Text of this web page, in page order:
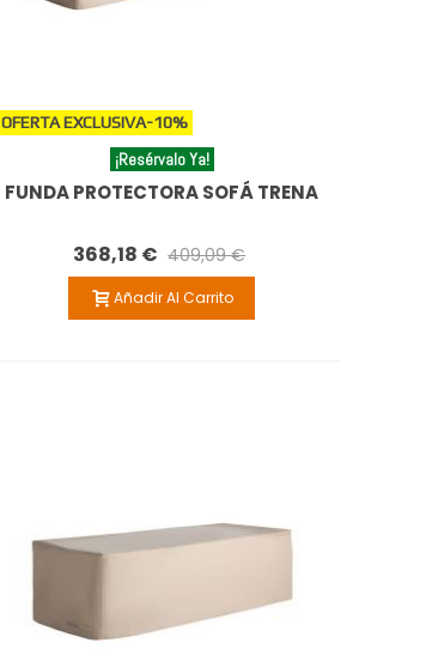
OFERTA EXCLUSIVA-10%
¡Resérvalo Ya!
FUNDA PROTECTORA SOFÁ TRENA
368,18 € 409,09 €
Añadir Al Carrito